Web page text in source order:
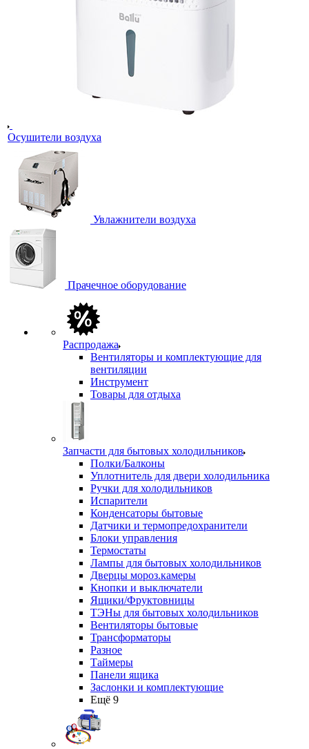
Осушители воздуха
Увлажнители воздуха
Прачечное оборудование
Распродажа
Вентиляторы и комплектующие для
вентиляции
Инструмент
Товары для отдыха
Запчасти для бытовых холодильников
Полки/Балконы
Уплотнитель для двери холодильника
Ручки для холодильников
Испарители
Конденсаторы бытовые
Датчики и термопредохранители
Блоки управления
Термостаты
Лампы для бытовых холодильников
Дверцы мороз.камеры
Кнопки и выключатели
Ящики/Фруктовницы
ТЭНы для бытовых холодильников
Вентиляторы бытовые
Трансформаторы
Разное
Таймеры
Панели ящика
Заслонки и комплектующие
Ещё 9